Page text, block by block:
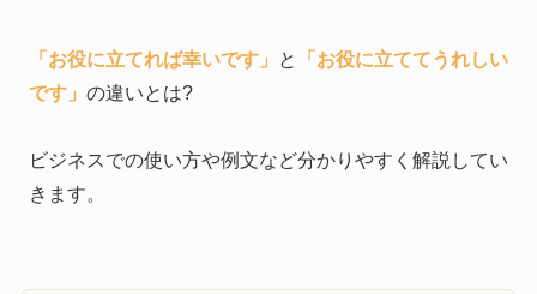
「お役に立てれば幸いです」 と
「お役に立ててうれしい
です」 の違いとは?
ビジネスでの使い方や例文など分かりやすく解説してい
きます。